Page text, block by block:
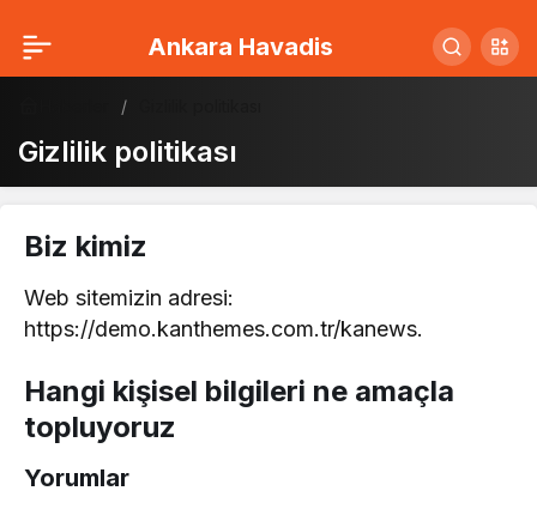
Ankara Havadis
Gizlilik politikası
Biz kimiz
Web sitemizin adresi:
https://demo.kanthemes.com.tr/kanews.
Hangi kişisel bilgileri ne amaçla
topluyoruz
Yorumlar